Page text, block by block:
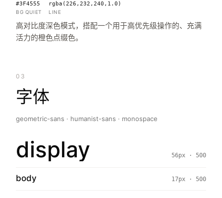
#3F4555
BG QUIET
rgba(226,232,240,1.0)
LINE
高对比度深色模式，搭配一个用于高优先级操作的、充满
活力的橙色点缀色。
03
字体
geometric-sans · humanist-sans · monospace
display 56px · 500
body 17px · 500